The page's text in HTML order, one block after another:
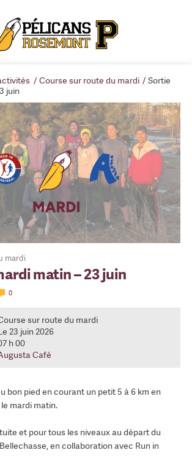
/ Course sur route du mardi / Sortie
juin
mardi
matin – 23 juin
0
sur route du mardi
23 juin 2026
h 00
Café
bon pied en courant un petit 5 à 6 km en
mardi matin.
et pour tous les niveaux au départ du
en collaboration avec Run in